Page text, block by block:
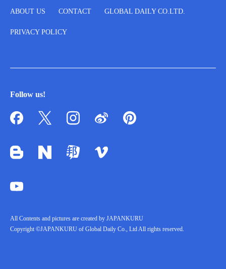
ABOUT US CONTACT GLOBAL DAILY CO.LTD.
PRIVACY POLICY
Follow us!
All Contents and pictures are created by JAPANKURU
Copyright ©JAPANKURU of Global Daily Co., Ltd All rights reserved.